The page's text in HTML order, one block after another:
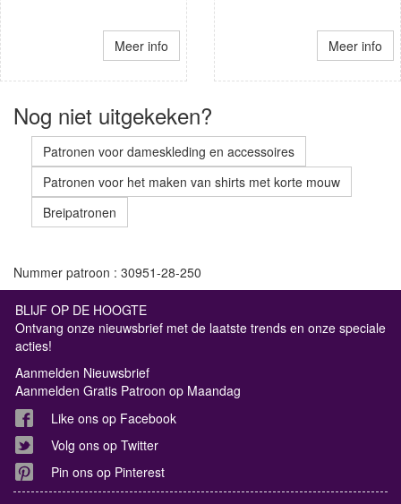
Meer info Meer info
Nog niet uitgekeken?
Patronen voor dameskleding en accessoires
Patronen voor het maken van shirts met korte mouw
Breipatronen
Nummer patroon : 30951-28-250
BLIJF OP DE HOOGTE
Ontvang onze nieuwsbrief met de laatste trends en onze speciale
acties!
Aanmelden Nieuwsbrief
Aanmelden Gratis Patroon op Maandag
Like ons op Facebook
Volg ons op Twitter
Pin ons op Pinterest